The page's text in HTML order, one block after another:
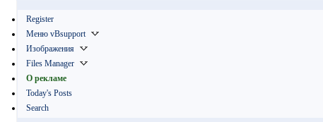
Register
Меню vBsupport
Изображения
Files Manager
О рекламе
Today's Posts
Search